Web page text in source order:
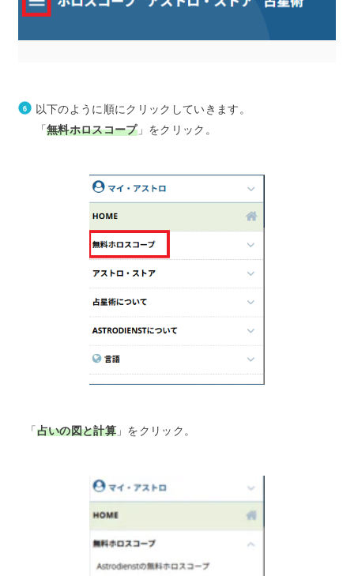
以下のように順にクリックしていきます。
「無料ホロスコープ」をクリック。
「占いの図と計算 」をクリック。